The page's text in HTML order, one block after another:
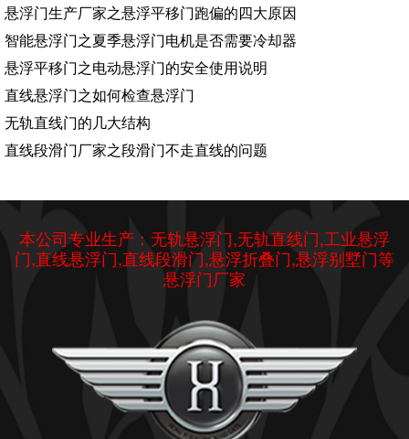
悬浮门生产厂家之悬浮平移门跑偏的四大原因
智能悬浮门之夏季悬浮门电机是否需要冷却器
悬浮平移门之电动悬浮门的安全使用说明
直线悬浮门之如何检查悬浮门
无轨直线门的几大结构
直线段滑门厂家之段滑门不走直线的问题
本公司专业生产：无轨悬浮门,无轨直线门,工业悬浮
门,直线悬浮门,直线段滑门,悬浮折叠门,悬浮别墅门等
悬浮门厂家